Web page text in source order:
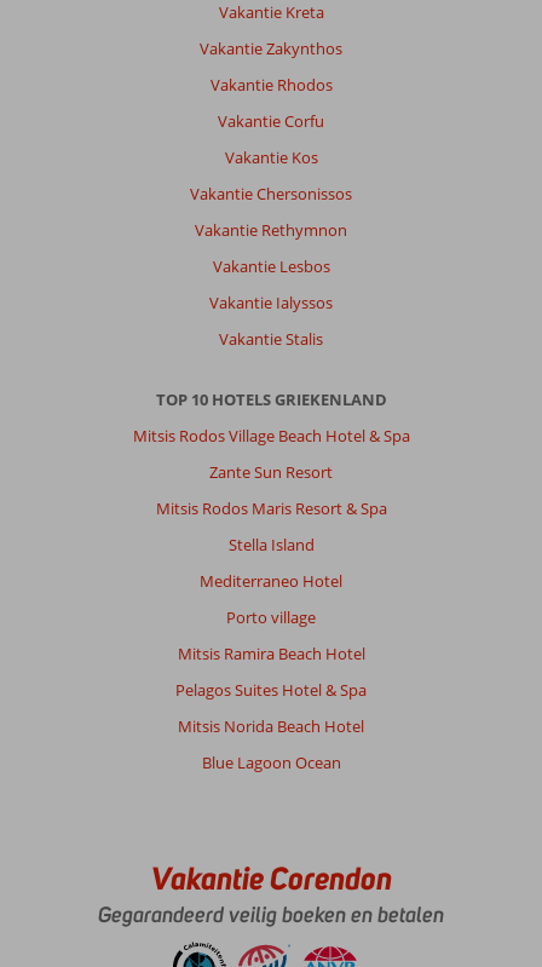
Vakantie Kreta
Vakantie Zakynthos
Vakantie Rhodos
Vakantie Corfu
Vakantie Kos
Vakantie Chersonissos
Vakantie Rethymnon
Vakantie Lesbos
Vakantie Ialyssos
Vakantie Stalis
TOP 10 HOTELS GRIEKENLAND
Mitsis Rodos Village Beach Hotel & Spa
Zante Sun Resort
Mitsis Rodos Maris Resort & Spa
Stella Island
Mediterraneo Hotel
Porto village
Mitsis Ramira Beach Hotel
Pelagos Suites Hotel & Spa
Mitsis Norida Beach Hotel
Blue Lagoon Ocean
Vakantie Corendon
Gegarandeerd veilig boeken en betalen